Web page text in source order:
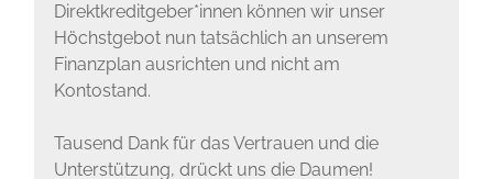
Direktkreditgeber*innen können wir unser
Höchstgebot nun tatsächlich an unserem
Finanzplan ausrichten und nicht am
Kontostand.
Tausend Dank für das Vertrauen und die
Unterstützung, drückt uns die Daumen!